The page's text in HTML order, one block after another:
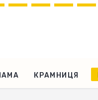
КРАМНИЦЯ